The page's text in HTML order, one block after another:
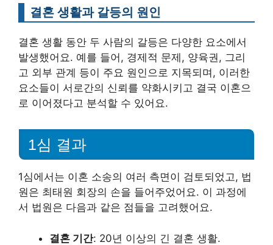
결혼 생활과 갈등의 원인
결혼 생활 동안 두 사람의 갈등은 다양한 요소에서
발생했어요. 예를 들어, 경제적 문제, 양육권, 그리
고 외부 관계 등이 주요 원인으로 지목되며, 이러한
요소들이 서로간의 신뢰를 약화시키고 결국 이혼으
로 이어졌다고 분석할 수 있어요.
1심 결과
1심에서는 이혼 소송의 여러 측면이 검토되었고, 법
원은 최태원 회장의 손을 들어주었어요. 이 과정에
서 법원은 다음과 같은 점들을 고려했어요.
결혼 기간: 20년 이상의 긴 결혼 생활.